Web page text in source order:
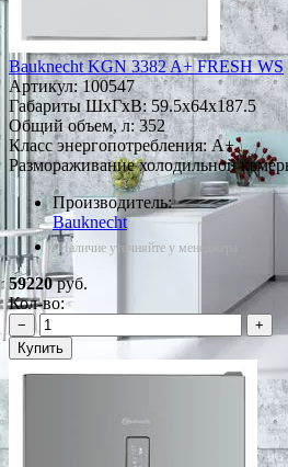
Bauknecht KGN 3382 A+ FRESH WS
Артикул:100547
Габариты ШxГxВ: 59.5x64x187.5
Общий объем, л: 352
Класс энергопотребления: A+
Размораживание холодильной
Производитель:
Bauknecht
*Наличие уточняйте у менеджера
59220руб.
Кол-во:
−
+
Купить